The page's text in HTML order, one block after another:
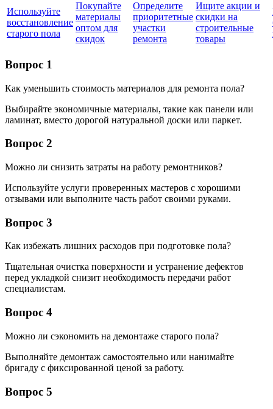
Используйте
восстановление
старого пола
Покупайте
материалы
оптом для
скидок
Определите
приоритетные
участки
ремонта
Ищите акции и
скидки на
строительные
товары
Вопрос 1
Как уменьшить стоимость материалов для ремонта пола?
Выбирайте экономичные материалы, такие как панели или
ламинат, вместо дорогой натуральной доски или паркет.
Вопрос 2
Можно ли снизить затраты на работу ремонтников?
Используйте услуги проверенных мастеров с хорошими
отзывами или выполните часть работ своими руками.
Вопрос 3
Как избежать лишних расходов при подготовке пола?
Тщательная очистка поверхности и устранение дефектов
перед укладкой снизит необходимость передачи работ
специалистам.
Вопрос 4
Можно ли сэкономить на демонтаже старого пола?
Выполняйте демонтаж самостоятельно или нанимайте
бригаду с фиксированной ценой за работу.
Вопрос 5